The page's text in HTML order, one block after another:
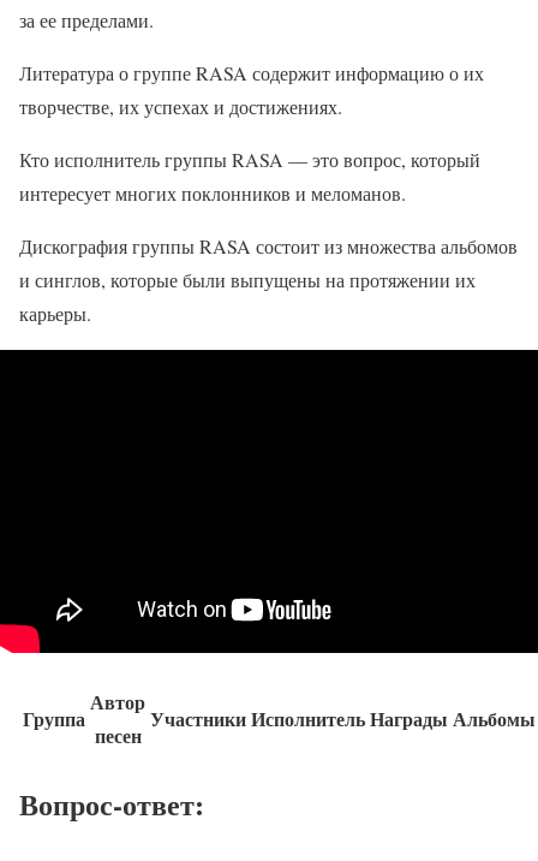
за ее пределами.
Литература о группе RASA содержит информацию о их
творчестве, их успехах и достижениях.
Кто исполнитель группы RASA — это вопрос, который
интересует многих поклонников и меломанов.
Дискография группы RASA состоит из множества альбомов
и синглов, которые были выпущены на протяжении их
карьеры.
Группа
Автор
песен
УчастникиИсполнительНаграды Альбомы
Вопрос-ответ: